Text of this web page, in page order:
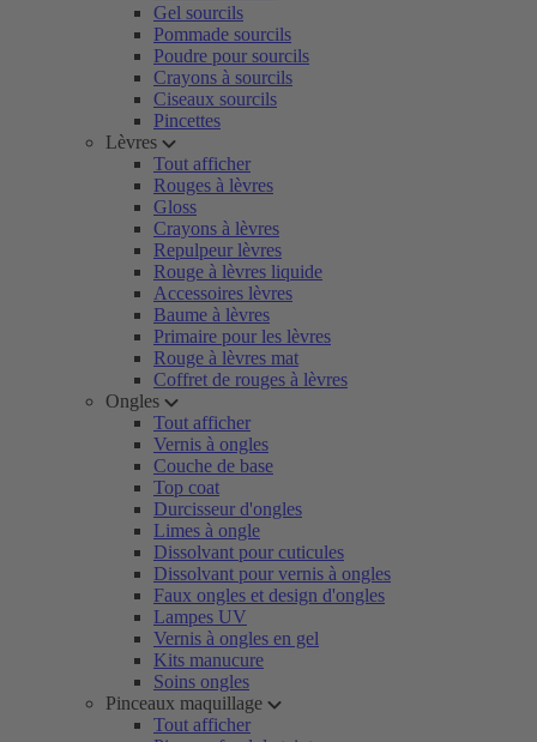
Gel sourcils
Pommade sourcils
Poudre pour sourcils
Crayons à sourcils
Ciseaux sourcils
Pincettes
Lèvres
Tout afficher
Rouges à lèvres
Gloss
Crayons à lèvres
Repulpeur lèvres
Rouge à lèvres liquide
Accessoires lèvres
Baume à lèvres
Primaire pour les lèvres
Rouge à lèvres mat
Coffret de rouges à lèvres
Ongles
Tout afficher
Vernis à ongles
Couche de base
Top coat
Durcisseur d'ongles
Limes à ongle
Dissolvant pour cuticules
Dissolvant pour vernis à ongles
Faux ongles et design d'ongles
Lampes UV
Vernis à ongles en gel
Kits manucure
Soins ongles
Pinceaux maquillage
Tout afficher